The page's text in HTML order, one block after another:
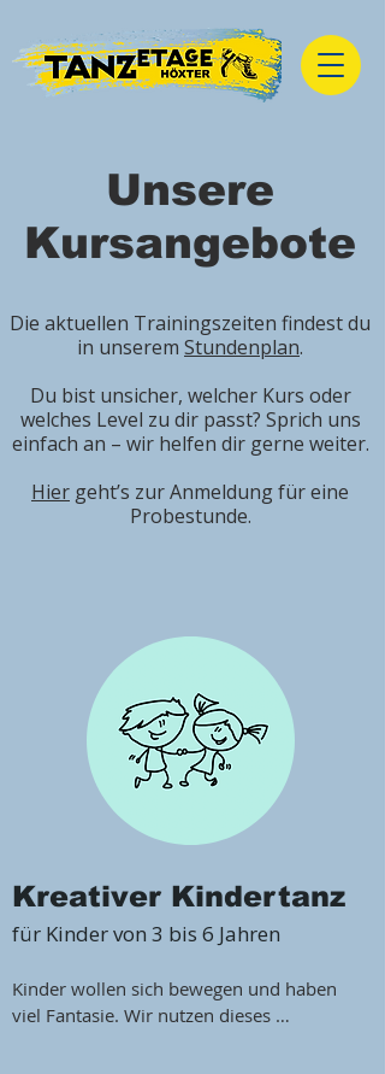
Unsere
Kursangebote
Die aktuellen Trainingszeiten findest du
in unserem Stundenplan.
Du bist unsicher, welcher Kurs oder
welches Level zu dir passt? Sprich uns
einfach an – wir helfen dir gerne weiter.
Hier geht’s zur Anmeldung für eine
Probestunde.
Kreativer Kindertanz
für Kinder von 3 bis 6 Jahren
Kinder wollen sich bewegen und haben
viel Fantasie. Wir nutzen dieses